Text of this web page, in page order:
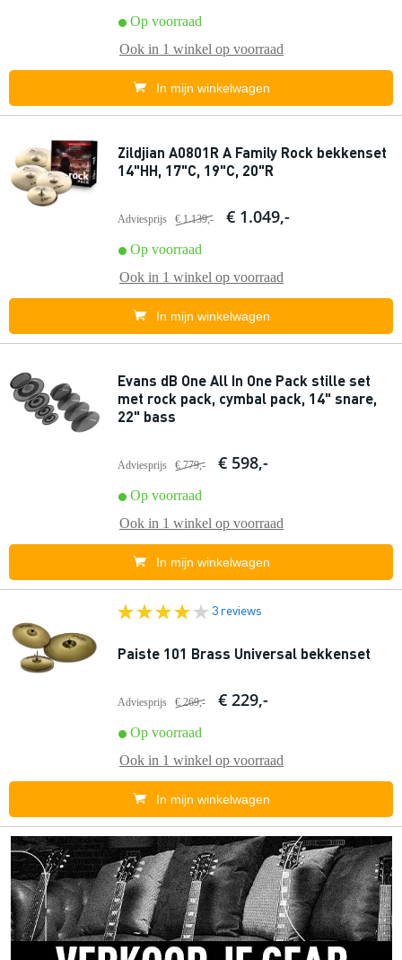
Op voorraad
Ook in 1 winkel op voorraad
In mijn winkelwagen
Zildjian A0801R A Family Rock bekkenset
14"HH, 17"C, 19"C, 20"R
Adviesprijs € 1.139,- € 1.049,-
Op voorraad
Ook in 1 winkel op voorraad
In mijn winkelwagen
Evans dB One All In One Pack stille set
met rock pack, cymbal pack, 14" snare,
22" bass
Adviesprijs € 779,- € 598,-
Op voorraad
Ook in 1 winkel op voorraad
In mijn winkelwagen
3 reviews
Paiste 101 Brass Universal bekkenset
Adviesprijs € 269,- € 229,-
Op voorraad
Ook in 1 winkel op voorraad
In mijn winkelwagen